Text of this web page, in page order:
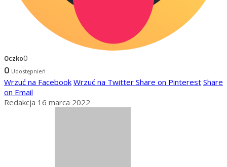
Oczko0
0 Udostępnień
Wrzuć na Facebook Wrzuć na Twitter Share on Pinterest Share
on Email
Redakcja 16 marca 2022